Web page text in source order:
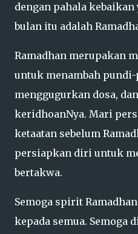
dengan pahala
bulan itu adalah
Ramadhan merupakan
untuk menambah
menggugurkan dosa,
keridhoanNya. Mari
ketaatan sebelum
persiapkan diri untuk
bertakwa.
Semoga spirit
kepada semua. Semoga